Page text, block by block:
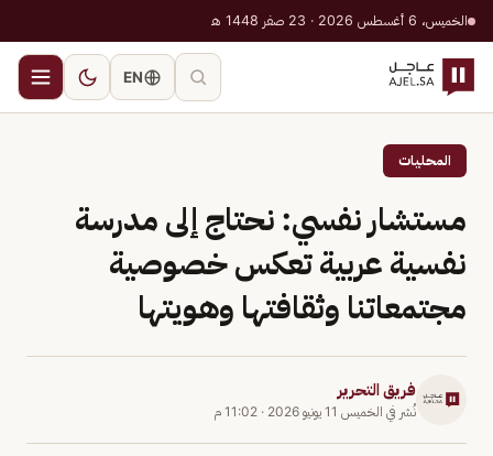
الخميس، 6 أغسطس 2026 · 23 صفر 1448 هـ
EN
المحليات
مستشار نفسي: نحتاج إلى مدرسة
نفسية عربية تعكس خصوصية
مجتمعاتنا وثقافتها وهويتها
فريق التحرير
نُشر في الخميس 11 يونيو 2026 · 11:02 م